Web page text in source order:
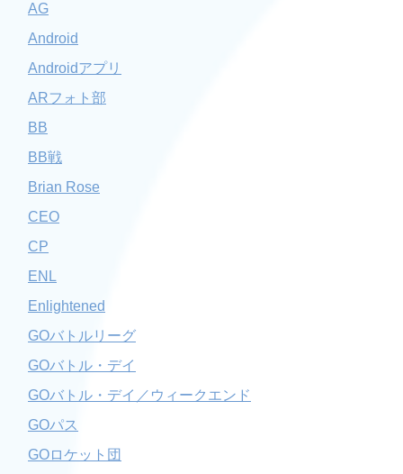
AG
Android
Androidアプリ
ARフォト部
BB
BB戦
Brian Rose
CEO
CP
ENL
Enlightened
GOバトルリーグ
GOバトル・デイ
GOバトル・デイ／ウィークエンド
GOパス
GOロケット団